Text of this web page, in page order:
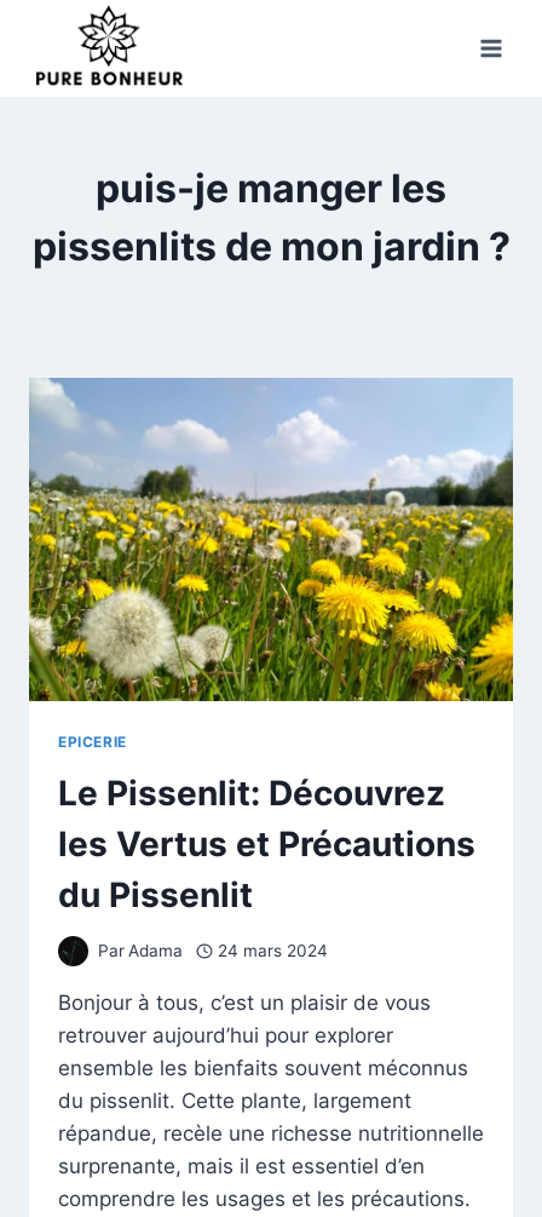
content
puis-je manger les
pissenlits de mon jardin ?
EPICERIE
Le Pissenlit: Découvrez
les Vertus et Précautions
du Pissenlit
ParAdama 24 mars 2024
Bonjour à tous, c’est un plaisir de vous
retrouver aujourd’hui pour explorer
ensemble les bienfaits souvent méconnus
du pissenlit. Cette plante, largement
répandue, recèle une richesse nutritionnelle
surprenante, mais il est essentiel d’en
comprendre les usages et les précautions.